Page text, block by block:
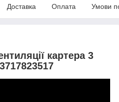
Доставка Оплата Умови
картера 3